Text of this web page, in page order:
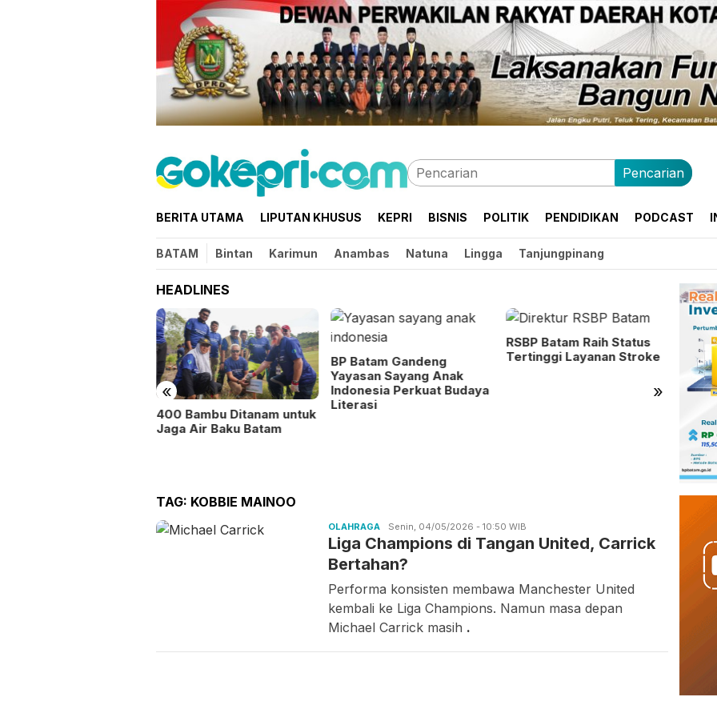
Pencarian
BERITA UTAMA LIPUTAN KHUSUS KEPRI BISNIS POLITIK PENDIDIKAN PODCAST
BATAM Bintan Karimun Anambas Natuna Lingga Tanjungpinang
HEADLINES
« »
400 Bambu Ditanam untuk
Jaga Air Baku Batam
BP Batam Gandeng
Yayasan Sayang Anak
Indonesia Perkuat Budaya
Literasi
RSBP Batam Raih Status
Tertinggi Layanan Stroke
Bola
Nanti
TAG: KOBBIE MAINOO
OLAHRAGA Candra
Gunawan
Senin, 04/05/2026 - 10:50 WIB
Liga Champions di Tangan United, Carrick
Bertahan?
Performa konsisten membawa Manchester United
kembali ke Liga Champions. Namun masa depan
Michael Carrick masih .